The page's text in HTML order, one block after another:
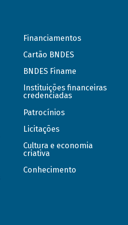
Financiamentos
Cartão BNDES
BNDES Finame
Instituições financeiras
credenciadas
Patrocínios
Licitações
Cultura e economia
criativa
Conhecimento